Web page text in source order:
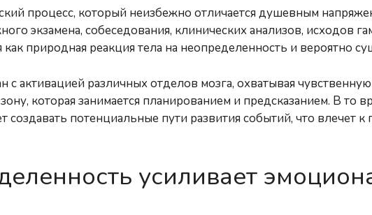
процесс, который неизбежно отличается душевным
экзамена, собеседования, клинических анализов, исходов
природная реакция тела на неопределенность и вероятно
активацией различных отделов мозга, охватывая
которая занимается планированием и предсказанием. В то
создавать потенциальные пути развития событий, что влечет
усиливает